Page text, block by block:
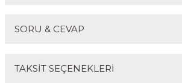
SORU & CEVAP
TAKSİT SEÇENEKLERİ